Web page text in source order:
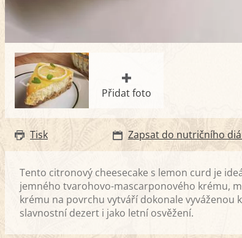
Přidat foto
Tisk Zapsat do nutričního
Tento citronový cheesecake s lemon curd je
jemného tvarohovo-mascarponového krému,
krému na povrchu vytváří dokonale vyváženou
slavnostní dezert i jako letní osvěžení.